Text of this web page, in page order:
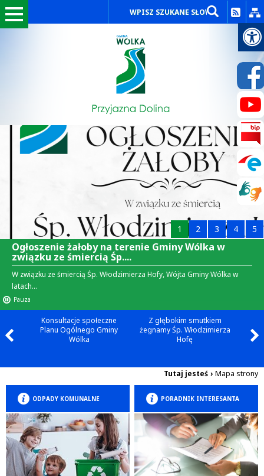
Ogłoszenie żałoby na terenie Gminy Wólka w
związku ze śmiercią Śp....
W związku ze śmiercią Śp. Włodzimierza Hofy, Wójta Gminy Wólka w
latach...
Pauza
Konsultacje społeczne
Planu Ogólnego Gminy
Wólka
Z głębokim smutkiem
żegnamy Śp. Włodzimierza
Hofę
1 2 3 4 5
Tutaj jesteś › Mapa strony
ODPADY KOMUNALNE PORADNIK INTERESANTA